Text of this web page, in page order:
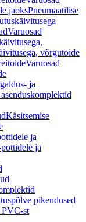
jaoksPneumaatilise
Varuosad
võrgutoide
Varuosad
ja
Käsitsemise
ja
ja
pikendused
PVC-st